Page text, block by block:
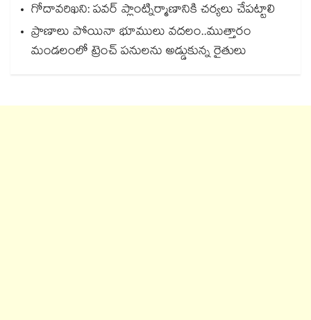
గోదావరిఖని: పవర్ ప్లాంట్నిర్మాణానికి చర్యలు చేపట్టాలి
ప్రాణాలు పోయినా భూములు వదలం..ముత్తారం
మండలంలో ట్రెంచ్ పనులను అడ్డుకున్న రైతులు